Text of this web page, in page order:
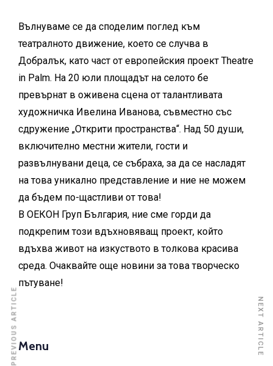
Вълнуваме се да споделим поглед към
театралното движение, което се случва в
Добралък, като част от европейския проект Theatre
in Palm. На 20 юли площадът на селото бе
превърнат в оживена сцена от талантливата
художничка Ивелина Иванова, съвместно със
сдружение „Открити пространства“. Над 50 души,
включително местни жители, гости и
развълнувани деца, се събраха, за да се насладят
на това уникално представление и ние не можем
да бъдем по-щастливи от това!
В ОЕКОН Груп България, ние сме горди да
подкрепим този вдъхновяващ проект, който
вдъхва живот на изкуството в толкова красива
среда. Очаквайте още новини за това творческо
пътуване!
PREVIOUS ARTICLE NEXT ARTICLE
Menu